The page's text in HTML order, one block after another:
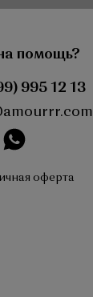
помощь?
995 12 13
instagram
оферта